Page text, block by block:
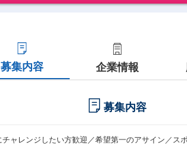
募集内容 企業情報
募集内容
チャレンジしたい方歓迎／希望第一のアサイン／